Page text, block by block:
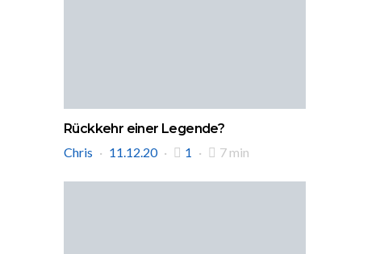
Rückkehr einer Legende?
Chris
11.12.20 1 7 min